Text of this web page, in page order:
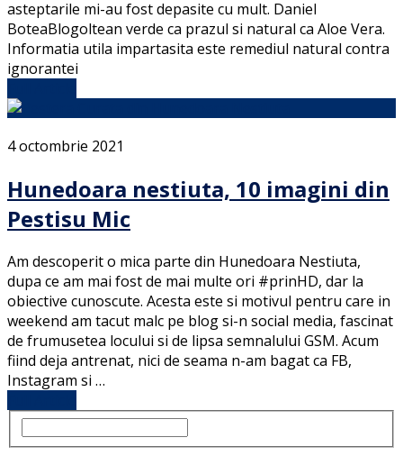
asteptarile mi-au fost depasite cu mult. Daniel
BoteaBlogoltean verde ca prazul si natural ca Aloe Vera.
Informatia utila impartasita este remediul natural contra
ignorantei
4 octombrie 2021
Hunedoara nestiuta, 10 imagini din
Pestisu Mic
Am descoperit o mica parte din Hunedoara Nestiuta,
dupa ce am mai fost de mai multe ori #prinHD, dar la
obiective cunoscute. Acesta este si motivul pentru care in
weekend am tacut malc pe blog si-n social media, fascinat
de frumusetea locului si de lipsa semnalului GSM. Acum
fiind deja antrenat, nici de seama n-am bagat ca FB,
Instagram si …